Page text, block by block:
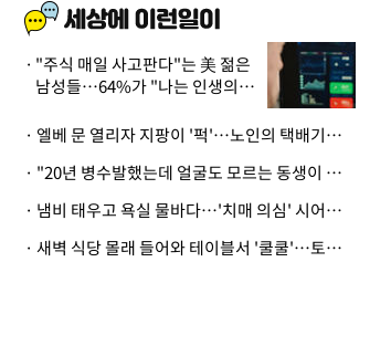
"주식 매일 사고판다"는 美 젊은
남성들…64%가 "나는 인생의
· 엘베 문 열리자 지팡이 '퍽'…노인의 택배기사 폭행 이유
· "20년 병수발했는데 얼굴도 모르는 동생이 유산 절반을"…배다른 형제 상속권 있을까
· 냄비 태우고 욕실 물바다…'치매 의심' 시어머니 검사 권유했다가 '날벼락'
· 새벽 식당 몰래 들어와 테이블서 '쿨쿨'…토사물 남기고 사라진 남성